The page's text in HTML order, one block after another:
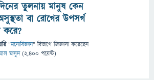
তুলনায় মানুষ কেন
বা রোগের উপসর্গ
"মনোবিজ্ঞান" বিভাগে জিজ্ঞাসাকরেছেন
মাসুদ (2,400 পয়েন্ট)